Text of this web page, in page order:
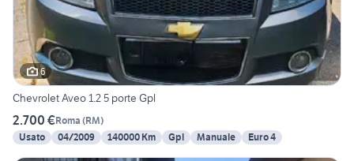
6
Chevrolet Aveo 1.2 5 porte Gpl
2.700 €Roma (RM)
Usato
04/2009 140000 Km Gpl Manuale Euro 4